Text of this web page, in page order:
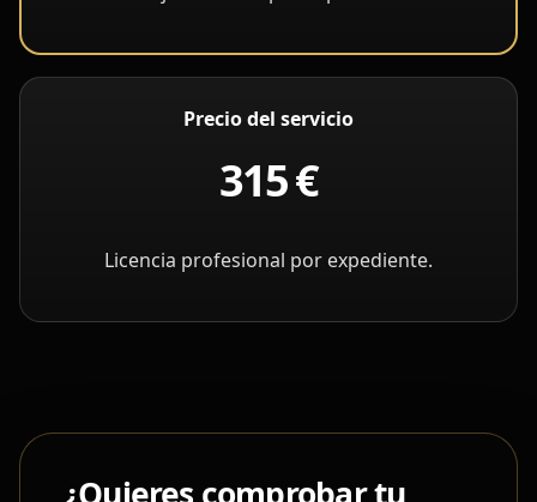
Precio del servicio
315 €
Licencia profesional por expediente.